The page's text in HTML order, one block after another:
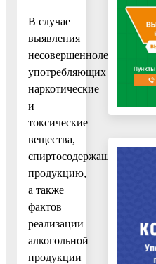
В случае
выявления
несовершеннолетних,
употребляющих
наркотические
и
токсические
вещества,
спиртосодержащую
продукцию,
а также
фактов
реализации
алкогольной
продукции